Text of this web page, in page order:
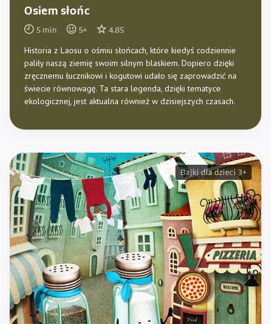
Osiem słońc
5 min 5+ 4.85
Historia z Laosu o ośmiu słońcach, które kiedyś codziennie
paliły naszą ziemię swoim silnym blaskiem. Dopiero dzięki
zręcznemu łucznikowi i kogutowi udało się zaprowadzić na
świecie równowagę. Ta stara legenda, dzięki tematyce
ekologicznej, jest aktualna również w dzisiejszych czasach.
Bajki dla dzieci 3+